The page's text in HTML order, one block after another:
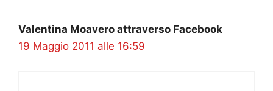
Valentina Moavero attraverso Facebook
19 Maggio 2011 alle 16:59